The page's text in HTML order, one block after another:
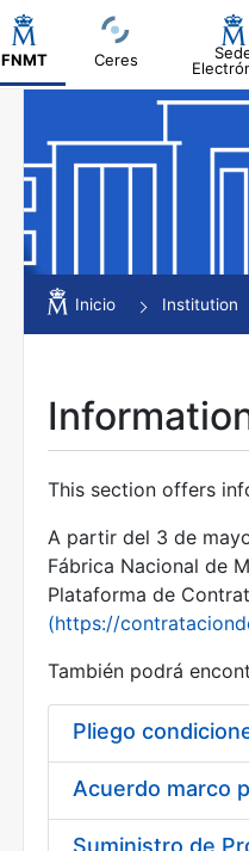
FNMT Ceres
Show/Hide
Show/Hide
Show/Hide
Show/Hide
Inicio Institution
This section offers
A partir del 3 de
Fábrica Nacional de
Plataforma de
(https://
También podrá
Pliego
Acuerdo marco